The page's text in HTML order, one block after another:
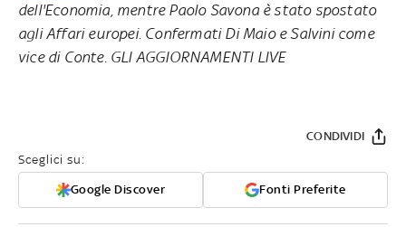
dell'Economia, mentre Paolo Savona è stato spostato
agli Affari europei. Confermati Di Maio e Salvini come
vice di Conte. GLI AGGIORNAMENTI LIVE
Sceglici su:
Google Discover Fonti Preferite
CONDIVIDI